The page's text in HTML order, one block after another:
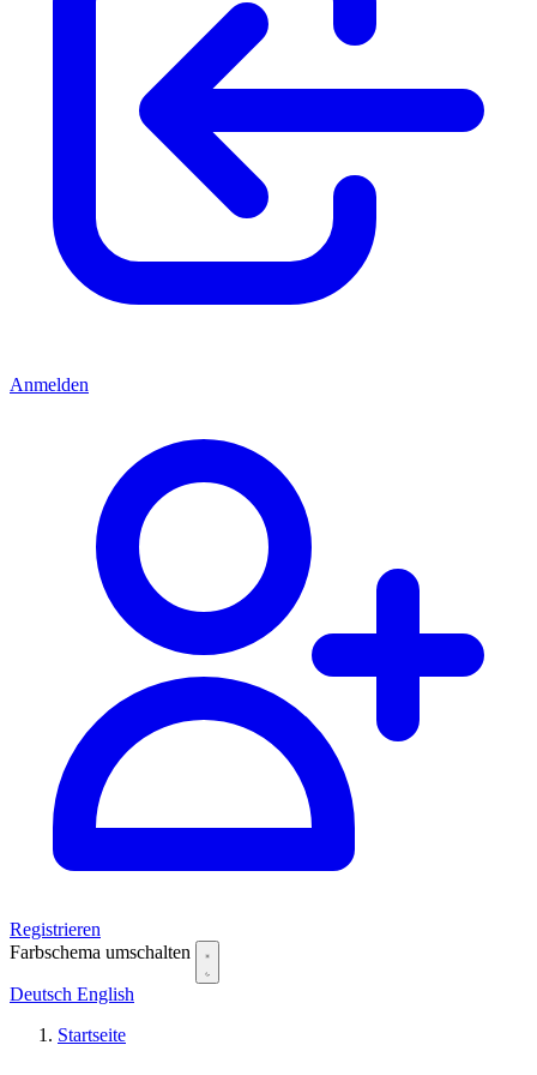
Anmelden
Registrieren
Farbschema umschalten
Deutsch English
Startseite